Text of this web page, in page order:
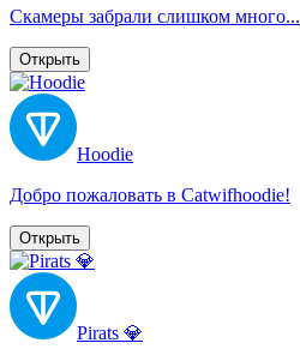
Скамеры забрали слишком много...
Открыть
Hoodie
Добро пожаловать в Catwifhoodie!
Открыть
Pirats 💎